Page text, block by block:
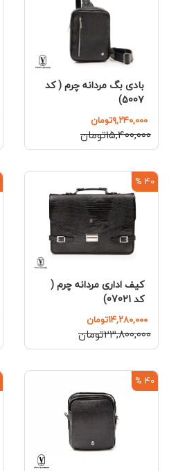
بادی بگ مردانه چرم ( کد
5007)
۹,۲۴۰,۰۰۰تومان
۱۵,۴۰۰,۰۰۰تومان
40 %
کیف اداری مردانه چرم (
کد 07021)
۱۴,۲۸۰,۰۰۰تومان
۲۳,۸۰۰,۰۰۰تومان
40 %